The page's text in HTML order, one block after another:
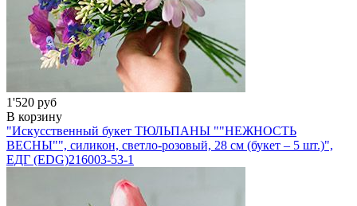
1'520 руб
В корзину
"Искусственный букет ТЮЛЬПАНЫ ""НЕЖНОСТЬ
ВЕСНЫ"", силикон, светло-розовый, 28 см (букет – 5 шт.)",
ЕДГ (EDG)216003-53-1